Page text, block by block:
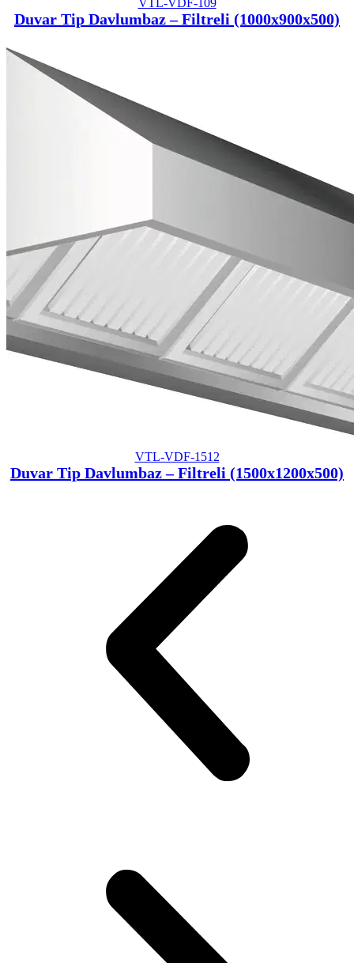
VTL-VDF-109
Duvar Tip Davlumbaz – Filtreli (1000x900x500)
VTL-VDF-1512
Duvar Tip Davlumbaz – Filtreli (1500x1200x500)